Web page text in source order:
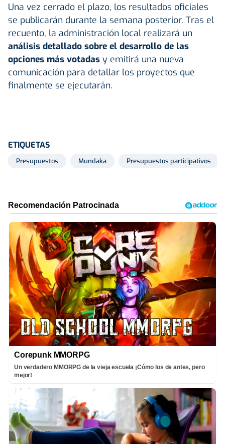
Una vez cerrado el plazo, los resultados oficiales
se publicarán durante la semana posterior. Tras el
recuento, la administración local realizará un
análisis detallado sobre el desarrollo de las
opciones más votadas y emitirá una nueva
comunicación para detallar los proyectos que
finalmente se ejecutarán.
ETIQUETAS
Presupuestos Mundaka Presupuestos participativos
Corepunk MMORPG
Un verdadero MMORPG de la vieja escuela ¡Cómo los de antes, pero
mejor!